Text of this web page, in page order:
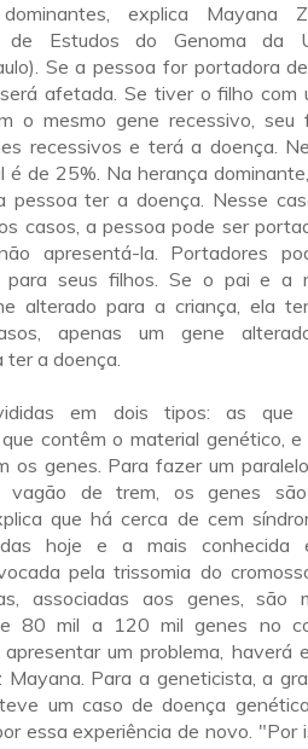
explica Mayana
de Estudos do Genoma da
Se a pessoa for portadora
afetada. Se tiver o filho com
o mesmo gene recessivo, seu
recessivos e terá a doença.
é de 25%. Na herança
pessoa ter a doença. Nesse
casos, a pessoa pode ser
apresentá-la. Portadores
para seus filhos. Se o pai e a
alterado para a criança, ela
apenas um gene
ter a doença.
em dois tipos: as que
contêm o material genético, e
os genes. Para fazer um
vagão de trem, os genes
que há cerca de cem
hoje e a mais conhecida
pela trissomia do
associadas aos genes, são
80 mil a 120 mil genes no
um problema, haverá
Mayana. Para a geneticista, a
um caso de doença
essa experiência de novo. "Por